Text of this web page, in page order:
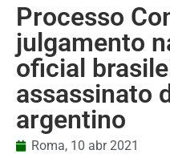
Processo
julgamento
oficial
assassinato
argentino
Roma, 10 abr 2021